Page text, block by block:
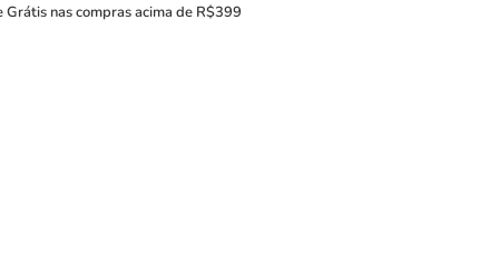
Grátis nas compras acima de R$399